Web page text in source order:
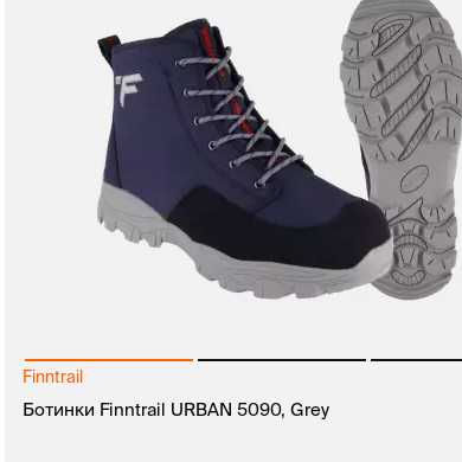
Finntrail
Ботинки Finntrail URBAN 5090, Grey